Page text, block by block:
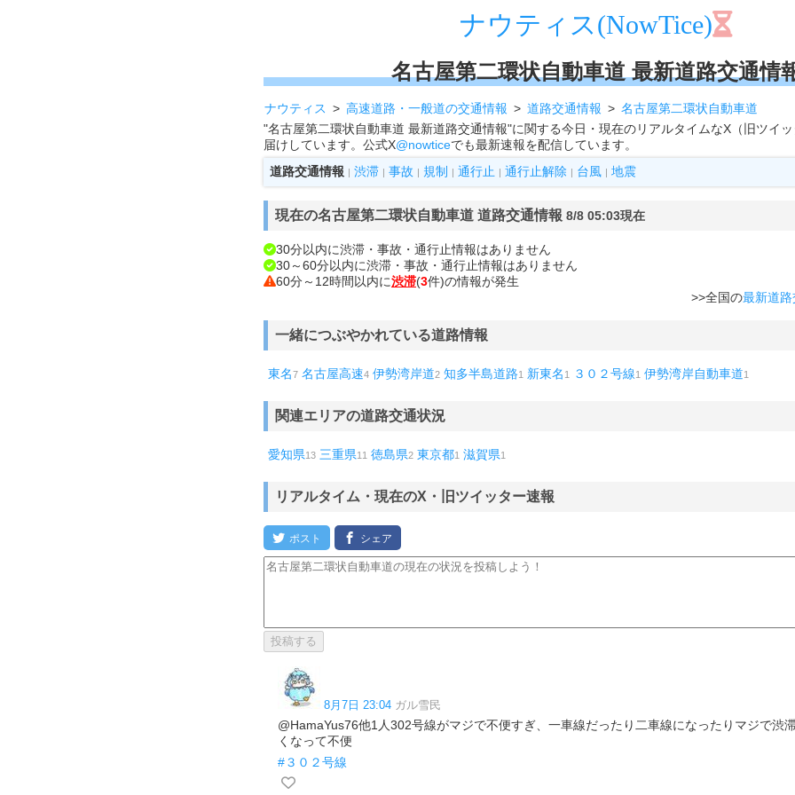
ナウティス(NowTice)
名古屋第二環状自動車道 最新道路交通情
ナウティス 高速道路・一般道の交通情報 道路交通情報
名古屋第二環状自動車道
"名古屋第二環状自動車道 最新道路交通情報"に関する今日・現在のリアルタイムなX（旧ツイ
届けしています。公式X@nowticeでも最新速報を配信しています。
道路交通情報
渋滞 事故 規制 通行止 通行止解除 台風 地震
現在の名古屋第二環状自動車道 道路交通情報 8/8 05:03現在
30分以内に渋滞・事故・通行止情報はありません
30～60分以内に渋滞・事故・通行止情報はありません
60分～12時間以内に渋滞(3件)の情報が発生
>>全国の最新道
一緒につぶやかれている道路情報
東名7 名古屋高速4 伊勢湾岸道2 知多半島道路1 新東名 1 ３０２号線1 伊勢湾岸自動車道1
関連エリアの道路交通状況
愛知県13 三重県11 徳島県2 東京都1 滋賀県1
リアルタイム・現在のX・旧ツイッター速報
8月7日 23:04 ガル雪民
@HamaYus76他1人302号線がマジで不便すぎ、一車線だったり二車線になったりマジで渋
くなって不便
#３０２号線